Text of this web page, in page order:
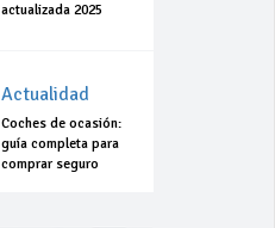
actualizada 2025
Actualidad
Coches de ocasión:
guía completa para
comprar seguro